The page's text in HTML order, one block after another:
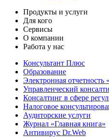
Продукты и услуги
Для кого
Сервисы
О компании
Работа у нас
Консультант Плюс
Образование
Электронная
Управленческий
Консалтинг в сфере
Налоговое
Аудиторские услуги
Журнал «Главная книга»
Антивирус Dr.Web